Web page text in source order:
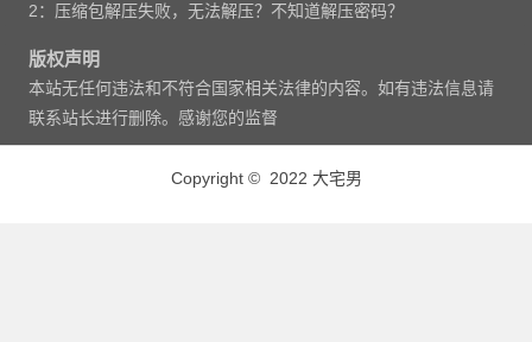
2：压缩包解压失败，无法解压？不知道解压密码？
版权声明
本站无任何违法和不符合国家相关法律的内容。如有违法信息请
联系站长进行删除。感谢您的监督
Copyright © 2022 大宅男